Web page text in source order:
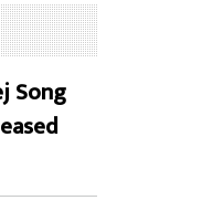
Song